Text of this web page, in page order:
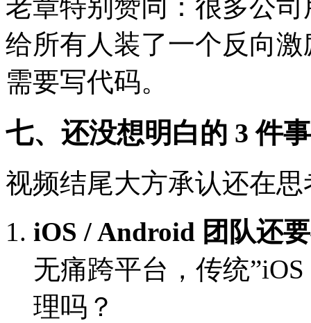
老章特别赞同：很多公
给所有人装了一个反向
需要写代码。
七、还没想明白的 3 件事
视频结尾大方承认还在思
iOS / Android 团队还
无痛跨平台，传统
理吗？